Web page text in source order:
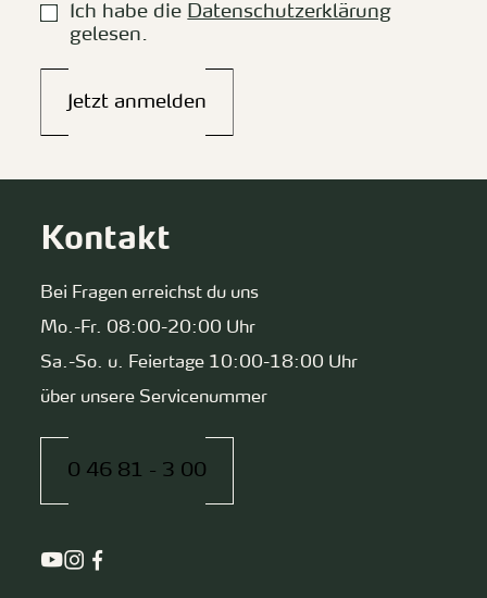
Ich habe die Datenschutzerklärung
gelesen.
Jetzt anmelden
Kontakt
Bei Fragen erreichst du uns
Mo.-Fr. 08:00-20:00 Uhr
Sa.-So. u. Feiertage 10:00-18:00 Uhr
über unsere Servicenummer
0 46 81 - 3 00